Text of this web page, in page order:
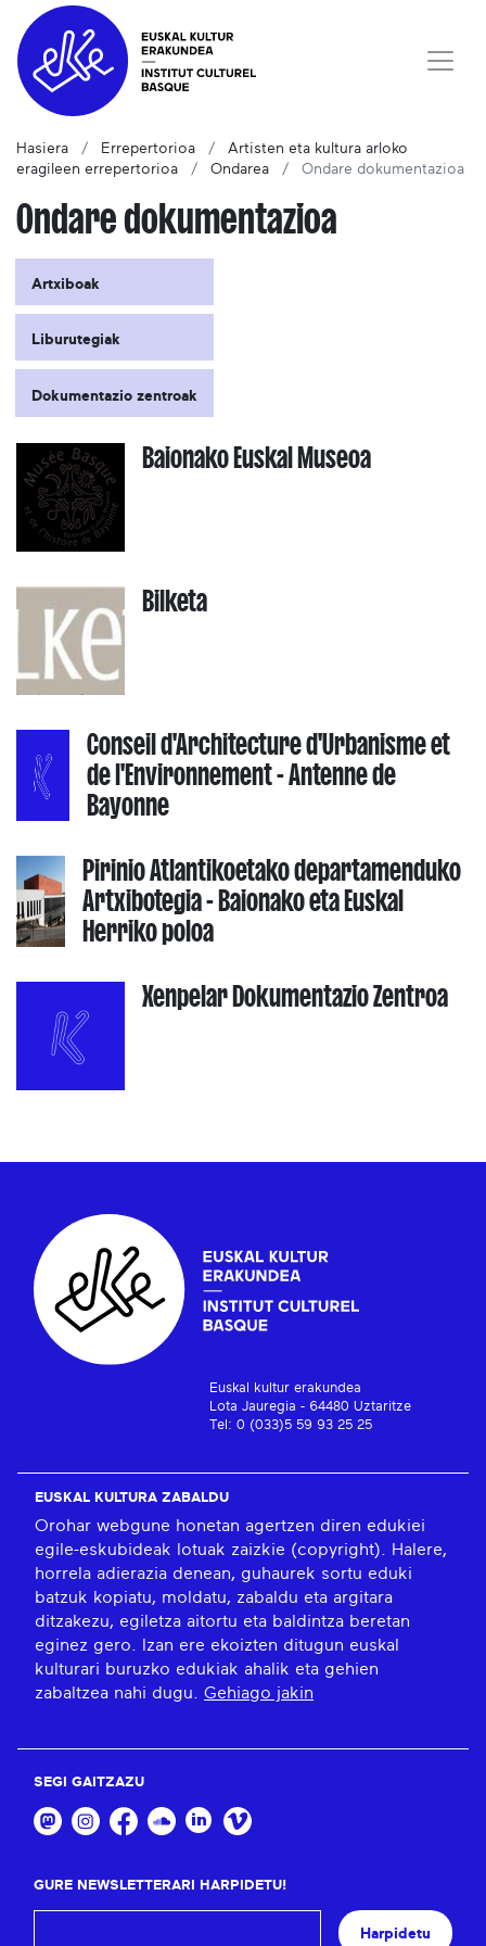
Hasiera Errepertorioa
Artisten eta kultura arloko
eragileen errepertorioa
Ondarea Ondare dokumentazioa
Ondare dokumentazioa
Artxiboak
Liburutegiak
Dokumentazio zentroak
Baionako Euskal Museoa
Bilketa
Conseil d'Architecture d'Urbanisme et
de l'Environnement - Antenne de
Bayonne
Pirinio Atlantikoetako departamenduko
Artxibotegia - Baionako eta Euskal
Herriko poloa
Xenpelar Dokumentazio Zentroa
Euskal kultur erakundea
Lota Jauregia - 64480 Uztaritze
Tel: 0 (033)5 59 93 25 25
EUSKAL KULTURA ZABALDU
Orohar webgune honetan agertzen diren edukiei
egile-eskubideak lotuak zaizkie (copyright). Halere,
horrela adierazia denean, guhaurek sortu eduki
batzuk kopiatu, moldatu, zabaldu eta argitara
ditzakezu, egiletza aitortu eta baldintza beretan
eginez gero. Izan ere ekoizten ditugun euskal
kulturari buruzko edukiak ahalik eta gehien
zabaltzea nahi dugu. Gehiago jakin
SEGI GAITZAZU
GURE NEWSLETTERARI HARPIDETU!
Harpidetu